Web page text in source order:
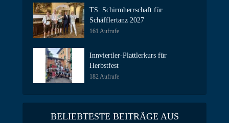
TS: Schirmherrschaft für
Schäfflertanz 2027
161 Aufrufe
Innviertler-Plattlerkurs für
Herbstfest
182 Aufrufe
BELIEBTESTE BEITRÄGE AUS